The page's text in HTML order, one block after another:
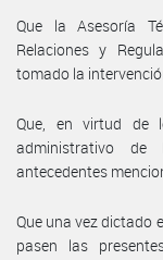
Que la Asesoría
Relaciones y
tomado la
Que, en virtud de
administrativo de
antecedentes
Que una vez dictado
pasen las